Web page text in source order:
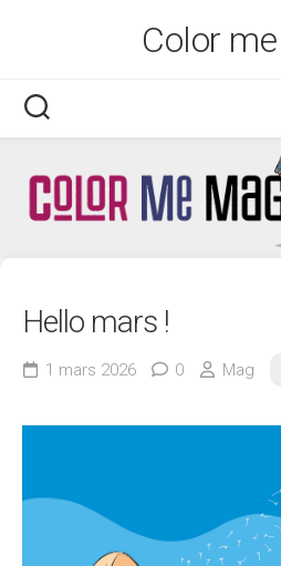
Color
Hello mars !
1 mars 2026 0 Mag